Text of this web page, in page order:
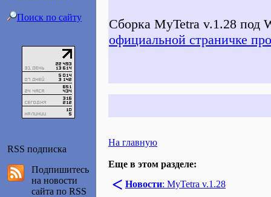
Поиск по сайту
RSS подписка
Подпишитесь
на новости
сайта по RSS
Сборка MyTetra v.1.28 под
официальной страничке
На главную
Еще в этом разделе:
< Новости: MyTetra v.1.28